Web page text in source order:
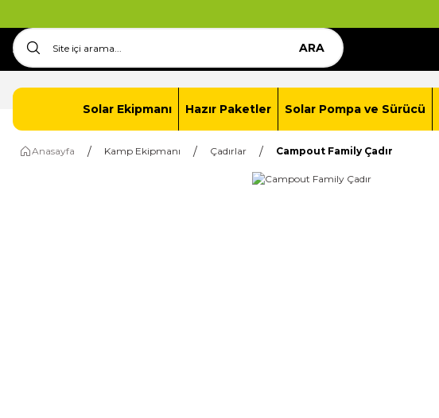
Anasayfa İletişim Solar Paket Oluştur ARA
Solar Ekipmanı Hazır Paketler Solar Pompa ve Sürücü
Anasayfa Kamp Ekipmanı Çadırlar Campout Family Çadır